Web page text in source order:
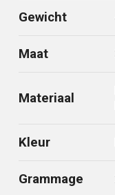
Gewicht
Maat
Materiaal
Kleur
Grammage